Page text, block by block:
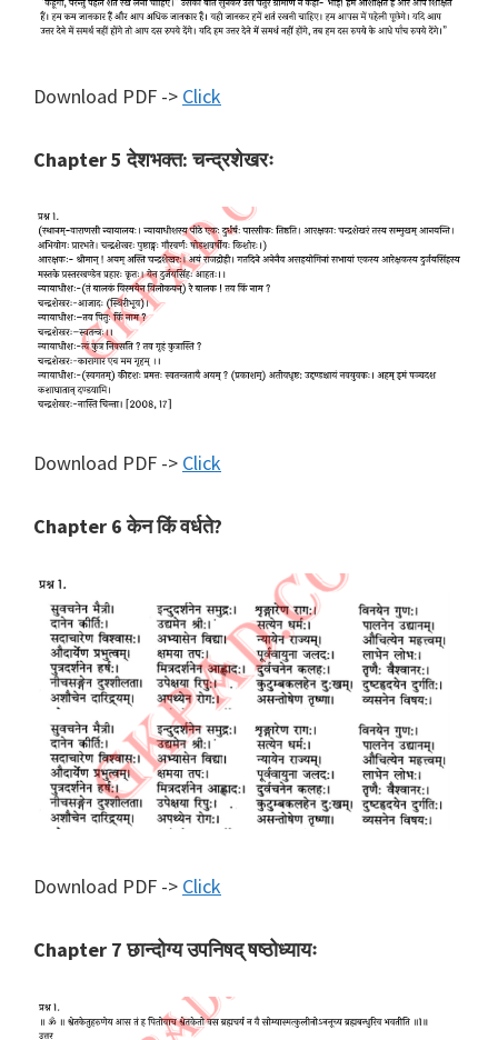
Download PDF -> Click
Chapter 5 देशभक्त: चन्द्रशेखरः
Download PDF -> Click
Chapter 6 केन किं वर्धते?
Download PDF -> Click
Chapter 7 छान्दोग्य उपनिषद् षष्ठोध्यायः